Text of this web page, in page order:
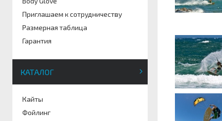
Приглашаем к сотрудничеству
Размерная таблица
Гарантия
КАТАЛОГ
Кайты
Фойлинг